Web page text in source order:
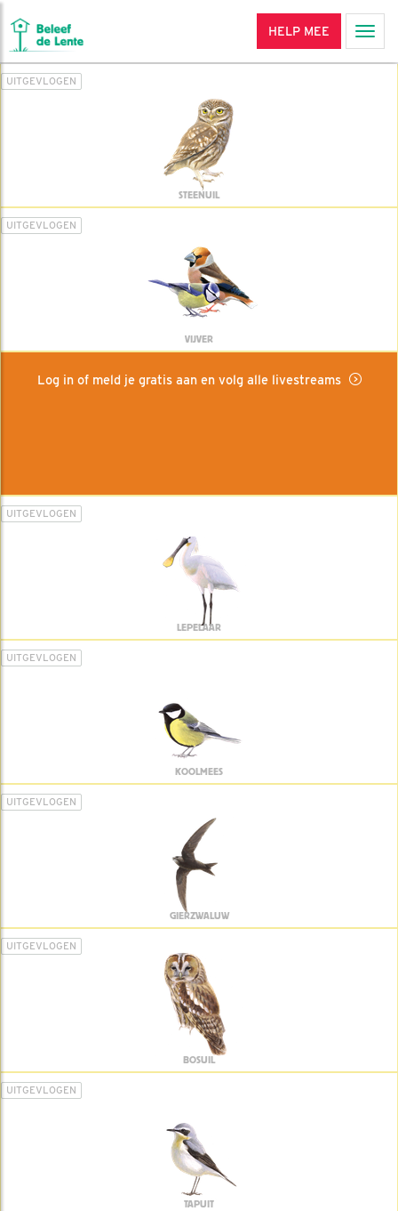
HELP MEE
UITGEVLOGEN
STEENUIL
UITGEVLOGEN
VIJVER
Log in of meld je gratis aan en volg alle livestreams
UITGEVLOGEN
LEPELAAR
UITGEVLOGEN
KOOLMEES
UITGEVLOGEN
GIERZWALUW
UITGEVLOGEN
BOSUIL
UITGEVLOGEN
TAPUIT